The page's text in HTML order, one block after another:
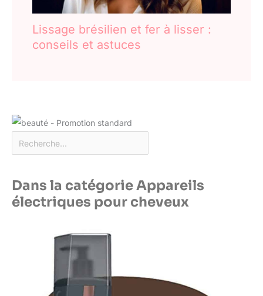
Lissage brésilien et fer à lisser :
conseils et astuces
Dans la catégorie Appareils
électriques pour cheveux